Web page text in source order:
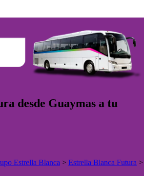
desde Guaymas a tu
Estrella Blanca > Estrella Blanca Futura >